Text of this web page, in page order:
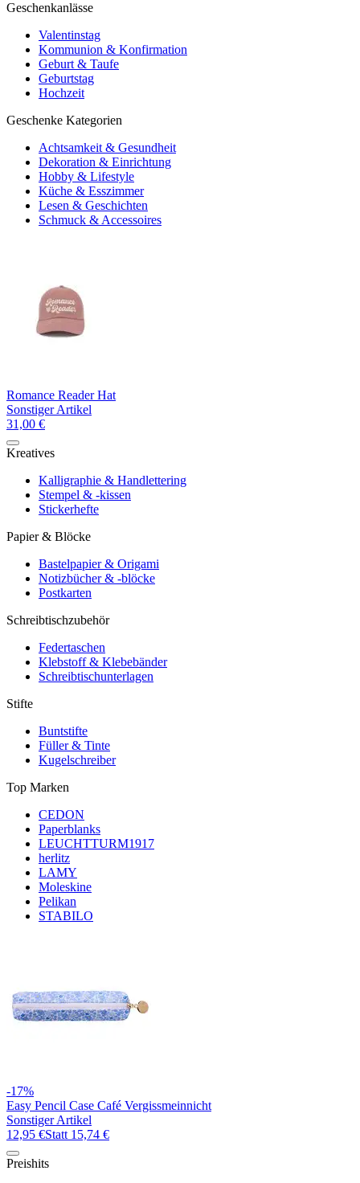
Geschenkanlässe
Valentinstag
Kommunion & Konfirmation
Geburt & Taufe
Geburtstag
Hochzeit
Geschenke Kategorien
Achtsamkeit & Gesundheit
Dekoration & Einrichtung
Hobby & Lifestyle
Küche & Esszimmer
Lesen & Geschichten
Schmuck & Accessoires
Romance Reader Hat
Sonstiger Artikel
31,00 €
Kreatives
Kalligraphie & Handlettering
Stempel & -kissen
Stickerhefte
Papier & Blöcke
Bastelpapier & Origami
Notizbücher & -blöcke
Postkarten
Schreibtischzubehör
Federtaschen
Klebstoff & Klebebänder
Schreibtischunterlagen
Stifte
Buntstifte
Füller & Tinte
Kugelschreiber
Top Marken
CEDON
Paperblanks
LEUCHTTURM1917
herlitz
LAMY
Moleskine
Pelikan
STABILO
-17%
Easy Pencil Case Café Vergissmeinnicht
Sonstiger Artikel
12,95 €Statt 15,74 €
Preishits